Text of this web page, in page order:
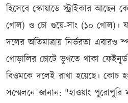
হিসেবে স্কোয়াডে স্ট্রাইকার
গোল) ও চো গুয়ে-সাং (১০ গোল)।
দলের অতিমাত্রায় নির্ভরতা এবারও
গোড়ালির চোটে ভুগতে থাকা
বিওমকে দলেই রাখা হয়েছে। কোচ
সম্মেলনে জানান: "হাওয়াং পুরোপুরি